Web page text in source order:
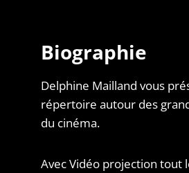
Biographie
Delphine Mailland vous
répertoire autour des
du cinéma.
Avec Vidéo projection tout